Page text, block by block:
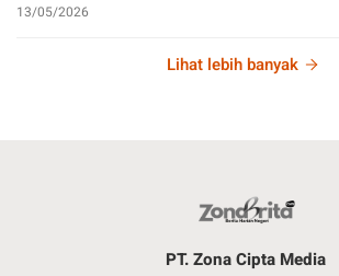
13/05/2026
Lihat lebih banyak
PT. Zona Cipta Media